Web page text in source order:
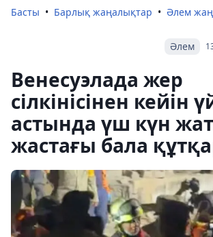
Басты Барлық жаңалықтар Әлем
Әлем
Венесуэлада жер
сілкінісінен кейін
астында үш күн
жастағы бала